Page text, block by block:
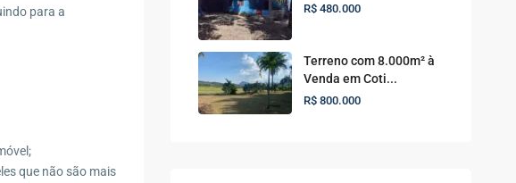
para a
que não são mais
R$ 480.000
Terreno com 8.000m² à
Venda em Coti...
R$ 800.000